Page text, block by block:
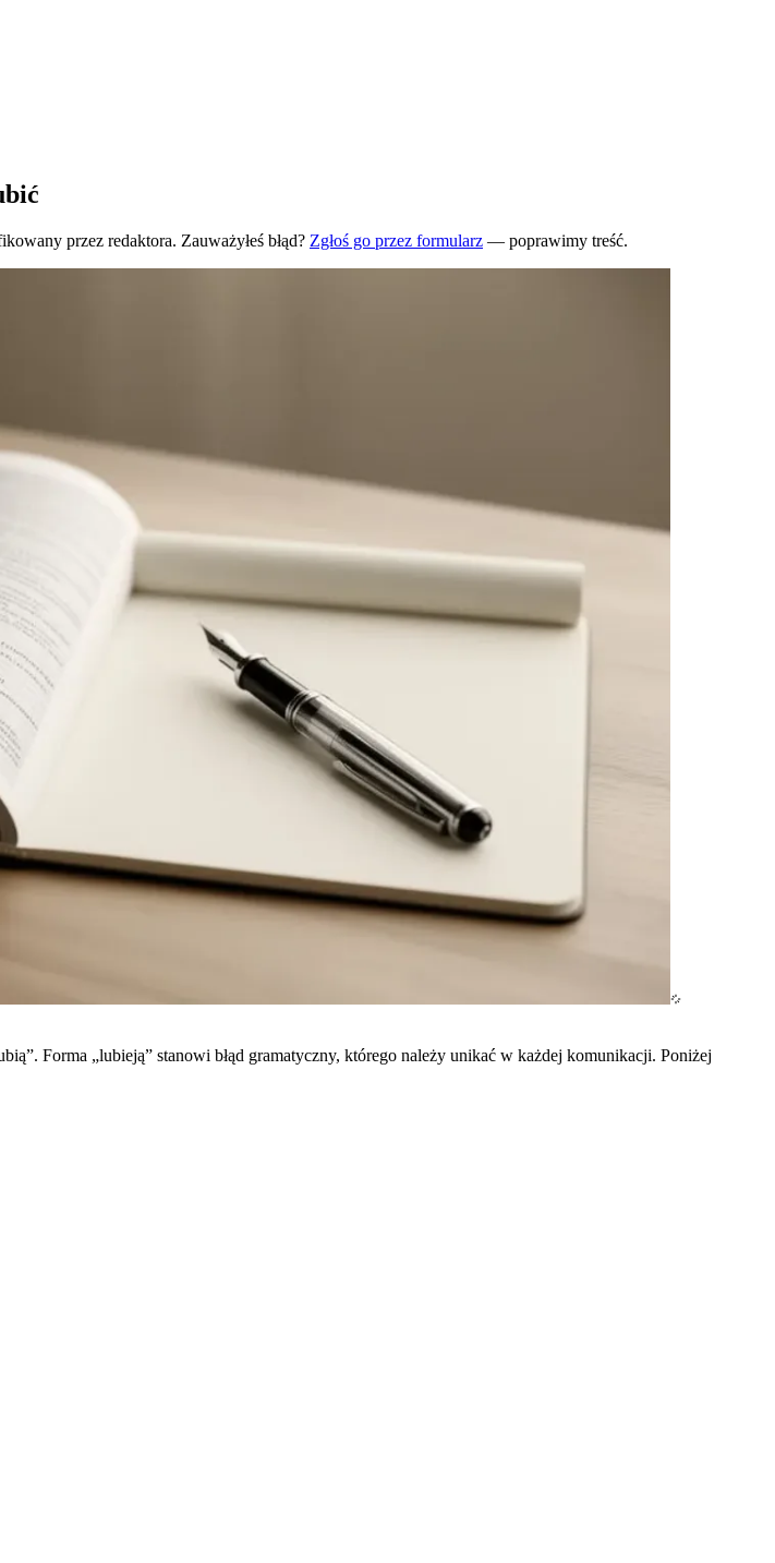
przez redaktora. Zauważyłeś błąd? Zgłoś go przez formularz — poprawimy treść.
Forma „lubieją” stanowi błąd gramatyczny, którego należy unikać w każdej komunikacji. Poniżej